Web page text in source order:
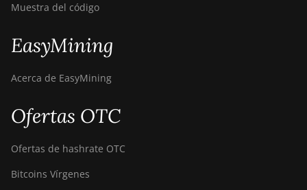
Muestra del código
EasyMining
Acerca de EasyMining
Ofertas OTC
Ofertas de hashrate OTC
Bitcoins Vírgenes